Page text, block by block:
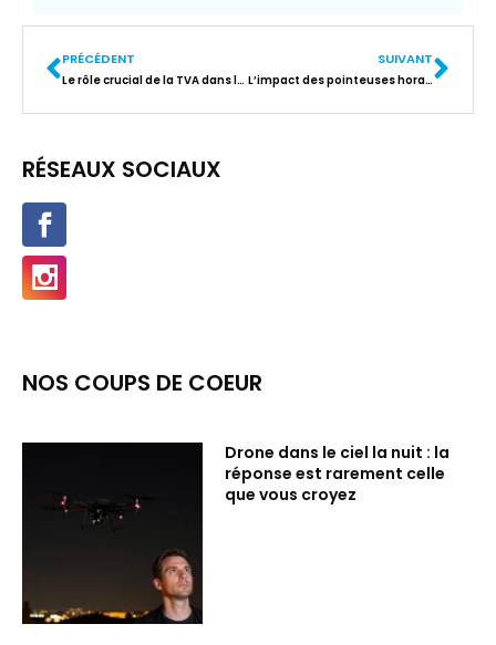
PRÉCÉDENT
Le rôle crucial de la TVA dans l’économie High-Tech : comment la calculer ?
SUIVANT
L’impact des pointeuses horaires sur la productivité d’une entreprise
RÉSEAUX SOCIAUX
NOS COUPS DE COEUR
Drone dans le ciel la nuit : la
réponse est rarement celle
que vous croyez